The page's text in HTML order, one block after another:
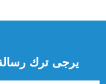
يرجى ترك